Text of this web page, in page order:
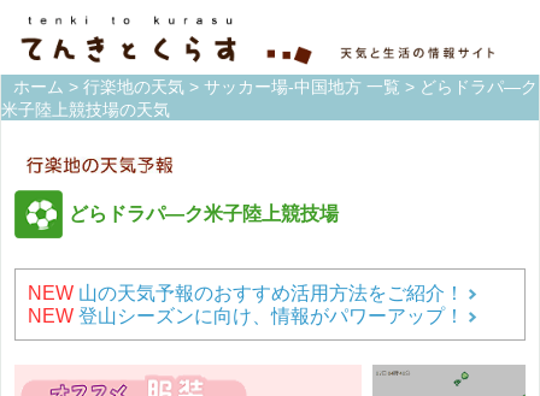
ホーム > 行楽地の天気 > サッカー場-中国地方 一覧 > どらドラパ―ク
米子陸上競技場の天気
どらドラパ―ク米子陸上競技場
NEW 山の天気予報のおすすめ活用方法をご紹介！
NEW 登山シーズンに向け、情報がパワーアップ！